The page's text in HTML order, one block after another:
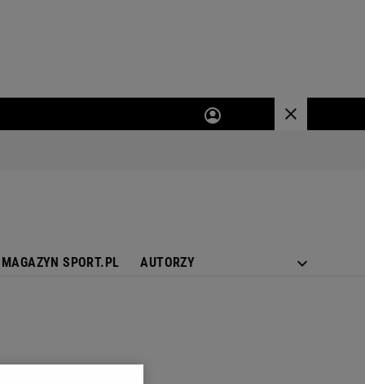
MAGAZYN SPORT.PL AUTORZY